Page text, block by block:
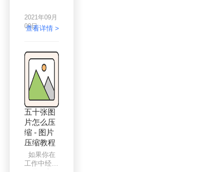
哪些图片压
缩的方法
呢？这就是
内容了。压
缩图片的方
法千千万，
找到一款合
适自己的方
法却不容
易，下面来
给大家毛遂
自荐一下，
希望能
了，电脑就
储存了大量
档、视频
等，其中，
图片是我们
接触的最多
的，所以占
用空间也相
对较多，电
脑内存不足
了怎么办？
清理一下不
用的文件，
或者是把体
积大的文件
压缩一下，
2021年09月
09日
查看详情 >
五十张图
片怎么压
缩 - 图片
压缩教程
如果你在
工作中经常